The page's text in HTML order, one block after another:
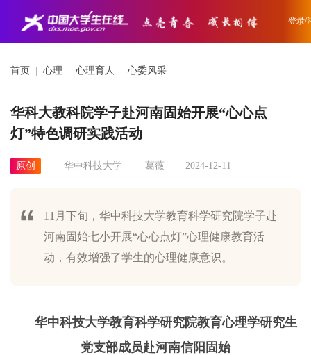
登录/
首页 心理 心理育人 心委风采
华科大教科院学子赴河南固始开展“心心点
灯”特色调研实践活动
原创 华中科技大学 葛薇 2024-12-11
11月下旬，华中科技大学教育科学研究院学子赴
河南固始七小开展“心心点灯”心理健康教育活
动，有效增强了学生的心理健康意识。
华中科技大学教育科学研究院教育心理学研究生
党支部成员赴河南信阳固始